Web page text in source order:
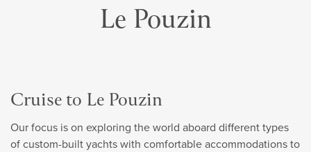
Le Pouzin
Cruise to Le Pouzin
Our focus is on exploring the world aboard different types
of custom-built yachts with comfortable accommodations to